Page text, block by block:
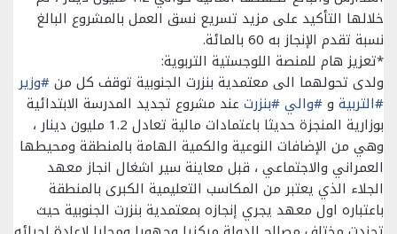
خلالها التأكيد على مزيد تسريع نسق العمل بالمشروع البالغ
نسبة تقدم الإنجاز به 60 بالمائة.
*تعزيز هام للمنصة اللوجستية التربوية:
ولدى تحولهما الى معتمدية بنزرت الجنوبية توقف كل من#وزير
#التربية و#والي#بنزرت عند مشروع تجديد المدرسة الابتدائية
بوزارية المنجزة حديثا باعتمادات مالية تعادل 1.2 مليون دينار ،
وهي من الإضافات النوعية والكمية الهامة بالمنطقة ومحيطها
العمراني والاجتماعي ، قبل معاينة سير اشغال انجاز معهد
الجلاء الذي يعتبر من المكاسب التعليمية الكبرى بالمنطقة
باعتباره اول معهد يجري إنجازه بمعتمدية بنزرت الجنوبية حيث